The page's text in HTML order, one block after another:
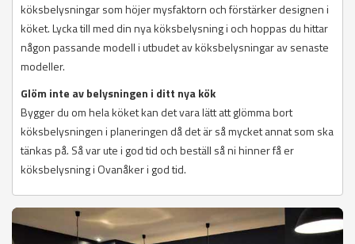
köksbelysningar som höjer mysfaktorn och förstärker designen i
köket. Lycka till med din nya köksbelysning i och hoppas du hittar
någon passande modell i utbudet av köksbelysningar av senaste
modeller.
Glöm inte av belysningen i ditt nya kök
Bygger du om hela köket kan det vara lätt att glömma bort
köksbelysningen i planeringen då det är så mycket annat som ska
tänkas på. Så var ute i god tid och beställ så ni hinner få er
köksbelysning i Ovanåker i god tid.